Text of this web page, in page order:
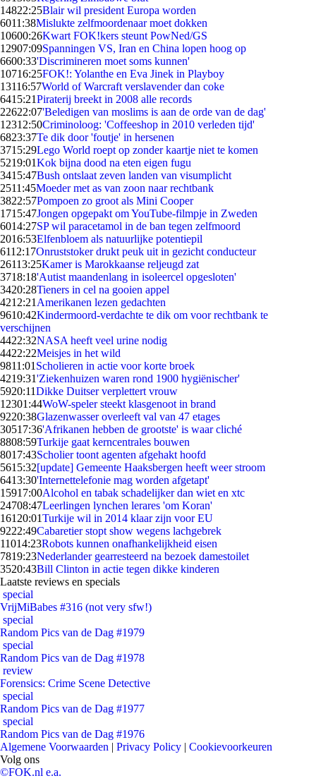
14822:25Blair wil president Europa worden
6011:38Mislukte zelfmoordenaar moet dokken
10600:26Kwart FOK!kers steunt PowNed/GS
12907:09Spanningen VS, Iran en China lopen hoog op
6600:33'Discrimineren moet soms kunnen'
10716:25FOK!: Yolanthe en Eva Jinek in Playboy
13116:57World of Warcraft verslavender dan coke
6415:21Piraterij breekt in 2008 alle records
22622:07'Beledigen van moslims is aan de orde van de dag'
12312:50Criminoloog: 'Coffeeshop in 2010 verleden tijd'
6823:37Te dik door 'foutje' in hersenen
3715:29Lego World roept op zonder kaartje niet te komen
5219:01Kok bijna dood na eten eigen fugu
3415:47Bush ontslaat zeven landen van visumplicht
2511:45Moeder met as van zoon naar rechtbank
3822:57Pompoen zo groot als Mini Cooper
1715:47Jongen opgepakt om YouTube-filmpje in Zweden
6014:27SP wil paracetamol in de ban tegen zelfmoord
2016:53Elfenbloem als natuurlijke potentiepil
6112:17Onruststoker drukt peuk uit in gezicht conducteur
26113:25Kamer is Marokkaanse reljeugd zat
3718:18'Autist maandenlang in isoleercel opgesloten'
3420:28Tieners in cel na gooien appel
4212:21 Amerikanen lezen gedachten
9610:42Kindermoord-verdachte te dik om voor rechtbank te
verschijnen
4422:32NASA heeft veel urine nodig
4422:22Meisjes in het wild
9811:01 Scholieren in actie voor korte broek
4219:31'Ziekenhuizen waren rond 1900 hygiënischer'
5920:11Dikke Duitser verplettert vrouw
12301:44WoW-speler steekt klasgenoot in brand
9220:38Glazenwasser overleeft val van 47 etages
30517:36'Afrikanen hebben de grootste' is waar cliché
8808:59Turkije gaat kerncentrales bouwen
8017:43Scholier toont agenten afgehakt hoofd
5615:32[update] Gemeente Haaksbergen heeft weer stroom
6413:30'Internettelefonie mag worden afgetapt'
15917:00Alcohol en tabak schadelijker dan wiet en xtc
24708:47Leerlingen lynchen lerares 'om Koran'
161 20:01Turkije wil in 2014 klaar zijn voor EU
9222:49Cabaretier stopt show wegens lachgebrek
11014:23Robots kunnen onafhankelijkheid eisen
7819:23Nederlander gearresteerd na bezoek damestoilet
3520:43Bill Clinton in actie tegen dikke kinderen
Laatste reviews en specials
special
VrijMiBabes #316 (not very sfw!)
special
Random Pics van de Dag #1979
special
Random Pics van de Dag #1978
review
Forensics: Crime Scene Detective
special
Random Pics van de Dag #1977
special
Random Pics van de Dag #1976
Algemene Voorwaarden | Privacy Policy | Cookievoorkeuren
Volg ons
©FOK.nl e.a.